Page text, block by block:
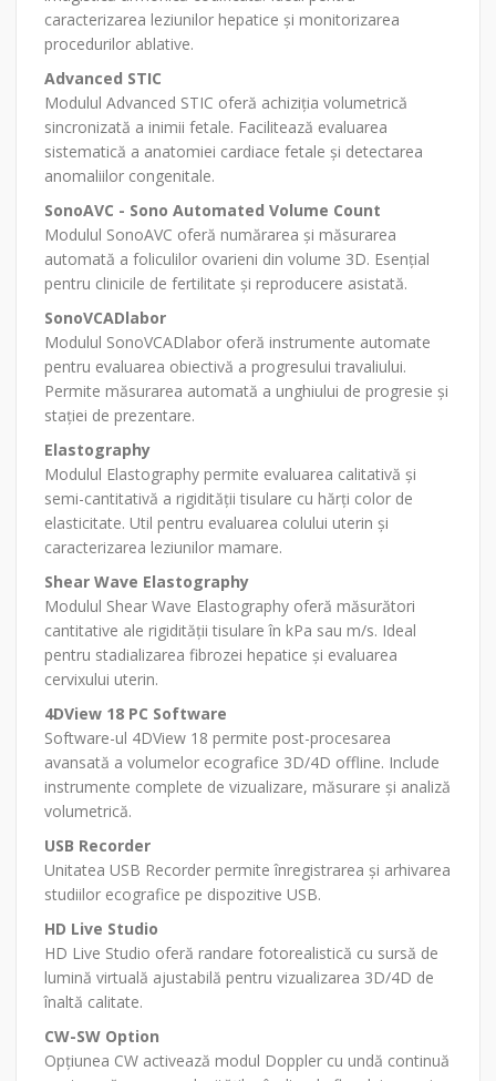
caracterizarea leziunilor hepatice și monitorizarea
procedurilor ablative.
Advanced STIC
Modulul Advanced STIC oferă achiziția volumetrică
sincronizată a inimii fetale. Facilitează evaluarea
sistematică a anatomiei cardiace fetale și detectarea
anomaliilor congenitale.
SonoAVC - Sono Automated Volume Count
Modulul SonoAVC oferă numărarea și măsurarea
automată a foliculilor ovarieni din volume 3D. Esențial
pentru clinicile de fertilitate și reproducere asistată.
SonoVCADlabor
Modulul SonoVCADlabor oferă instrumente automate
pentru evaluarea obiectivă a progresului travaliului.
Permite măsurarea automată a unghiului de progresie și
stației de prezentare.
Elastography
Modulul Elastography permite evaluarea calitativă și
semi-cantitativă a rigidității tisulare cu hărți color de
elasticitate. Util pentru evaluarea colului uterin și
caracterizarea leziunilor mamare.
Shear Wave Elastography
Modulul Shear Wave Elastography oferă măsurători
cantitative ale rigidității tisulare în kPa sau m/s. Ideal
pentru stadializarea fibrozei hepatice și evaluarea
cervixului uterin.
4DView 18 PC Software
Software-ul 4DView 18 permite post-procesarea
avansată a volumelor ecografice 3D/4D offline. Include
instrumente complete de vizualizare, măsurare și analiză
volumetrică.
USB Recorder
Unitatea USB Recorder permite înregistrarea și arhivarea
studiilor ecografice pe dispozitive USB.
HD Live Studio
HD Live Studio oferă randare fotorealistică cu sursă de
lumină virtuală ajustabilă pentru vizualizarea 3D/4D de
înaltă calitate.
CW-SW Option
Opțiunea CW activează modul Doppler cu undă continuă